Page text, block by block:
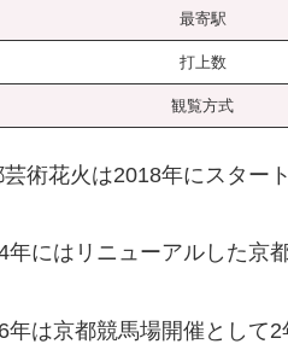
最寄駅
打上数
観覧方式
術花火は2018年にスター
年にはリニューアルした京
年は京都競馬場開催として